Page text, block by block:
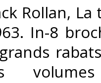
Rollan,
In-8